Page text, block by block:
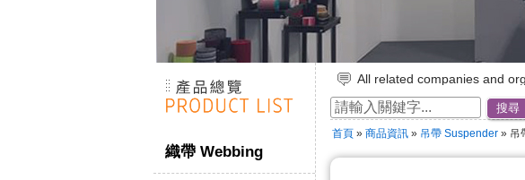
織帶 Webbing
All related companies and
各相關公司與機構對產品有興
☆ ★~Welcome to our
搜尋
首頁 » 商品資訊 » 吊帶 Suspender » 吊